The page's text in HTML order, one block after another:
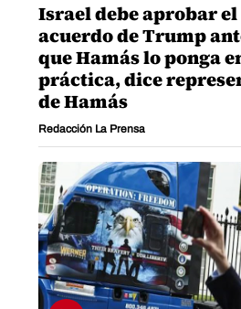
Israel debe aprobar el
acuerdo de Trump
que Hamás lo ponga
práctica, dice
de Hamás
Redacción La Prensa